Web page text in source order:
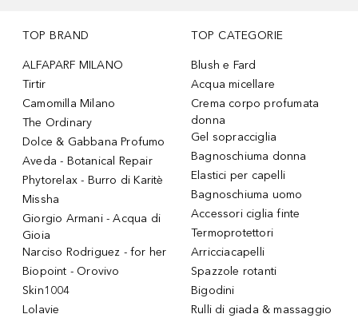
TOP BRAND
ALFAPARF MILANO
Tirtir
Camomilla Milano
The Ordinary
Dolce & Gabbana Profumo
Aveda - Botanical Repair
Phytorelax - Burro di Karitè
Missha
Giorgio Armani - Acqua di
Gioia
Narciso Rodriguez - for her
Biopoint - Orovivo
Skin1004
Lolavie
TOP CATEGORIE
Blush e Fard
Acqua micellare
Crema corpo profumata
donna
Gel sopracciglia
Bagnoschiuma donna
Elastici per capelli
Bagnoschiuma uomo
Accessori ciglia finte
Termoprotettori
Arricciacapelli
Spazzole rotanti
Bigodini
Rulli di giada & massaggio